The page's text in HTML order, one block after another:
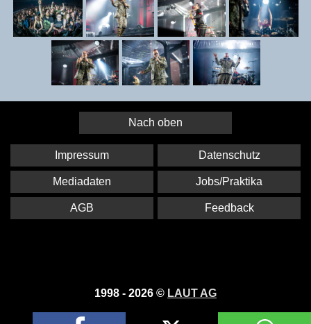
Nach oben
1998 - 2026 © LAUT AG
Impressum Datenschutz
Mediadaten Jobs/Praktika
AGB Feedback